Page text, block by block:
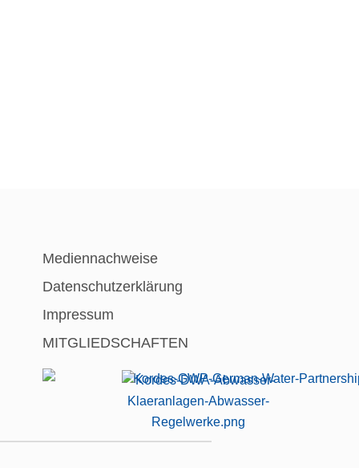
Mediennachweise
Datenschutzerklärung
Impressum
MITGLIEDSCHAFTEN